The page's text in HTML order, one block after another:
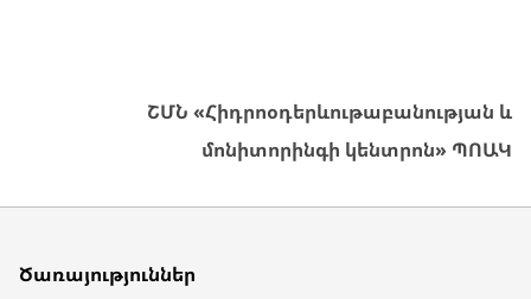
ՇՄՆ «Հիդրոօդերևութաբանության և
մոնիտորինգի կենտրոն» ՊՈԱԿ
Ծառայություններ